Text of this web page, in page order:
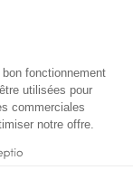
fonctionnement
utilisées pour
commerciales
notre offre.